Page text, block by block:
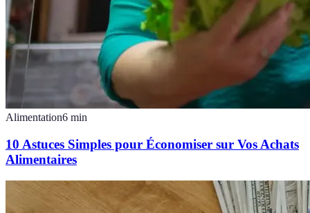
Alimentation6 min
10 Astuces Simples pour Économiser sur Vos Achats
Alimentaires